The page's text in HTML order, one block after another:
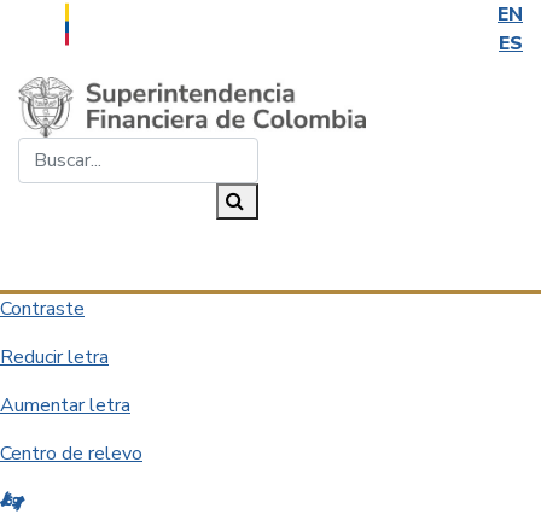
EN
ES
Saltar al contenido principal
Contraste
Reducir letra
Aumentar letra
Centro de relevo